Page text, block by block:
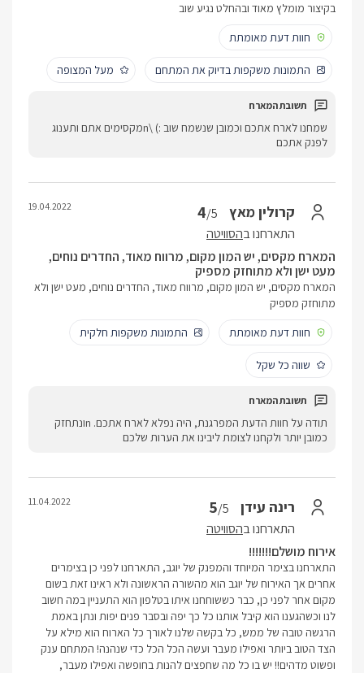
בקיצור מומלץ מאוד ובהחלט נגיע שוב
חוות דעת מאומתת
התמונות משקפות בדיוק את המתחם מעל המצופה
שמחנו לארח אתכם וכמובן שנשמח שוב :) \nמקסימים אתם ותענוג
לפנק אתכם
קרולין מאץ 4/5
התארחנו בהסוויטה
19.04.2022
המארח מקסים, יש המון מקום, מרווח מאוד, החדרים נוחים,
מעט ישן ולא מתוחזק מספיק
המארח מקסים, יש המון מקום, מרווח מאוד, החדרים נוחים, מעט ישן ולא
מתוחזק מספיק
חוות דעת מאומתת
התמונות משקפות חלקית
שווה כל שקל
תודה על חוות הדעת המפרגנת, היה נפלא לארח אתכם. nונתחזק
כמובן יותר ולקחנו לצומת ליבינו את הערות שלכם
רינה עידן 5/5
התארחנו בהסוויטה
11.04.2022
אירוח מושלם!!!!!!!
התארחנו בצימר המיוחד והמפנק של יוגב, התארחנו לפני כן בצימרים
אחרים אך האירוח של יוגב הוא מהשורה הראשונה ולא ראינו זאת בשום
מקום אחר לפני כן, כבר כששוחחנו איתו בטלפון הוא התעניין במה חשוב
לנו וכשהגענו הוא קיבל אותנו כל כך יפה ובסבר פנים יפות ונתן באמת
הרגשה טובה של ממש, כל בקשה שלנו לאורך כל הארוח הוא מילא על
הצד הטוב ביותר ואפילו מעבר ועשה הכל הכל כדי שנהנה! המתחם ענק
ופשוט מדהים!! יש בו כל מה שחפצים להנות בחופשה ואפילו מעבר,